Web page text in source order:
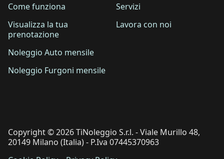
Come funziona
Visualizza la tua
prenotazione
Noleggio Auto mensile
Noleggio Furgoni mensile
Servizi
Lavora con noi
Copyright © 2026 TiNoleggio S.r.l. - Viale Murillo 48,
20149 Milano (Italia) - P.Iva 07445370963